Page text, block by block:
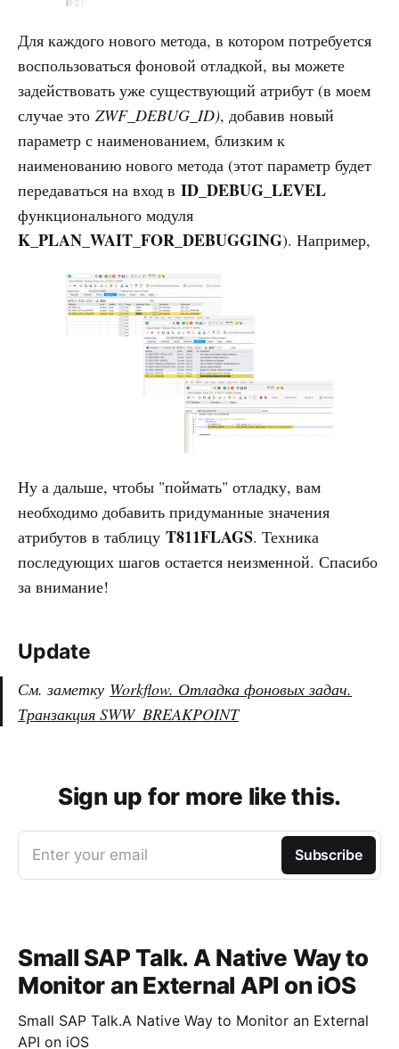
Для каждого нового метода, в котором потребуется
воспользоваться фоновой отладкой, вы можете
задействовать уже существующий атрибут (в моем
случае это ZWF_DEBUG_ID), добавив новый
параметр с наименованием, близким к
наименованию нового метода (этот параметр будет
передаваться на вход в ID_DEBUG_LEVEL
функционального модуля
K_PLAN_WAIT_FOR_DEBUGGING). Например,
Ну а дальше, чтобы "поймать" отладку, вам
необходимо добавить придуманные значения
атрибутов в таблицу T811FLAGS. Техника
последующих шагов остается неизменной. Спасибо
за внимание!
Update
См. заметку Workflow. Отладка фоновых задач.
Транзакция SWW_BREAKPOINT
Sign up for more like this.
Enter your email Subscribe
Small SAP Talk. A Native Way to
Monitor an External API on iOS
Small SAP Talk.A Native Way to Monitor an External
API on iOS